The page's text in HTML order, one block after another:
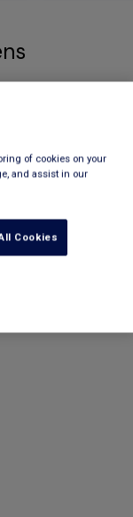
of cookies on your
and assist in our
Cookies